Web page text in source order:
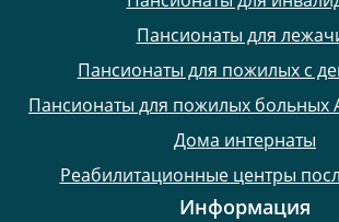
Пансионаты для
Пансионаты для пожилых с
Пансионаты для пожилых больных
Дома интернаты
Реабилитационные центры
Информация